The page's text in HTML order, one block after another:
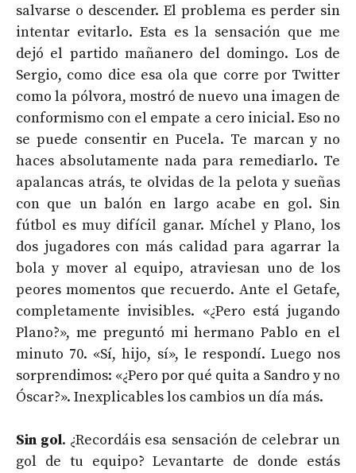
salvarse o descender. El problema es perder sin
intentar evitarlo. Esta es la sensación que me
dejó el partido mañanero del domingo. Los de
Sergio, como dice esa ola que corre por Twitter
como la pólvora, mostró de nuevo una imagen de
conformismo con el empate a cero inicial. Eso no
se puede consentir en Pucela. Te marcan y no
haces absolutamente nada para remediarlo. Te
apalancas atrás, te olvidas de la pelota y sueñas
con que un balón en largo acabe en gol. Sin
fútbol es muy difícil ganar. Míchel y Plano, los
dos jugadores con más calidad para agarrar la
bola y mover al equipo, atraviesan uno de los
peores momentos que recuerdo. Ante el Getafe,
completamente invisibles. «¿Pero está jugando
Plano?», me preguntó mi hermano Pablo en el
minuto 70. «Sí, hijo, sí», le respondí. Luego nos
sorprendimos: «¿Pero por qué quita a Sandro y no
Óscar?». Inexplicables los cambios un día más.
Sin gol. ¿Recordáis esa sensación de celebrar un
gol de tu equipo? Levantarte de donde estás